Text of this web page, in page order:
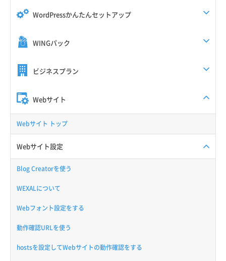
WordPressかんたんセットアップ
WINGパック
ビジネスプラン
Webサイト
Webサイト トップ
Webサイト設定
Blog Creatorを使う
WEXALについて
Webフォント設定をする
動作確認URLを使う
hostsを設定してWebサイトの動作確認をする